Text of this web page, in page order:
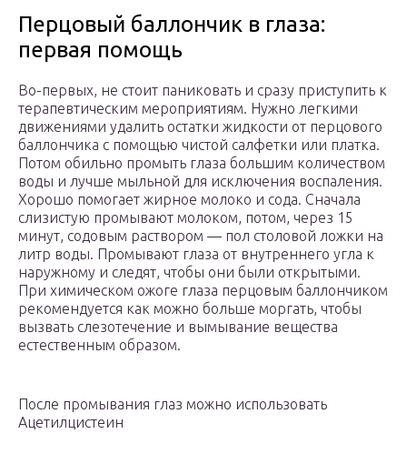
Перцовый баллончик в глаза:
первая помощь
Во-первых, не стоит паниковать и сразу приступить к
терапевтическим мероприятиям. Нужно легкими
движениями удалить остатки жидкости от перцового
баллончика с помощью чистой салфетки или платка.
Потом обильно промыть глаза большим количеством
воды и лучше мыльной для исключения воспаления.
Хорошо помогает жирное молоко и сода. Сначала
слизистую промывают молоком, потом, через 15
минут, содовым раствором — пол столовой ложки на
литр воды. Промывают глаза от внутреннего угла к
наружному и следят, чтобы они были открытыми.
При химическом ожоге глаза перцовым баллончиком
рекомендуется как можно больше моргать, чтобы
вызвать слезотечение и вымывание вещества
естественным образом.
После промывания глаз можно использовать
Ацетилцистеин